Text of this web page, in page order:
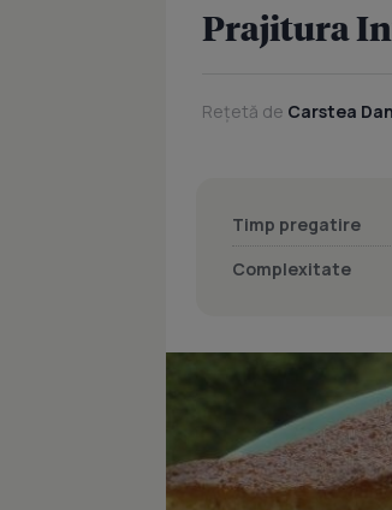
Prajitura
Rețetă de Carstea
Timp pregatire
Complexitate